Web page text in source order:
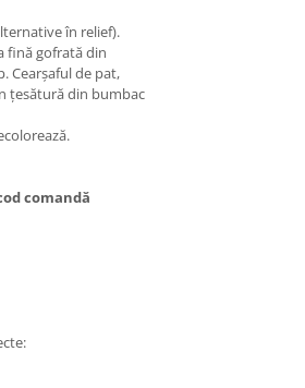
în relief).
fină gofrată din
Cearșaful de pat,
țesătură din bumbac
comandă